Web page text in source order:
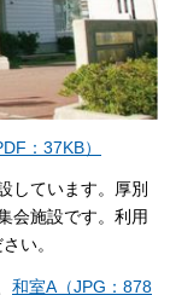
：37KB）
しています。厚別
会施設です。利用
い。
和室A（JPG：878